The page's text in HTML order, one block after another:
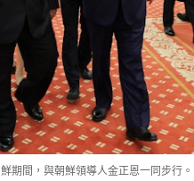
期間，與朝鮮領導人金正恩一同步行。